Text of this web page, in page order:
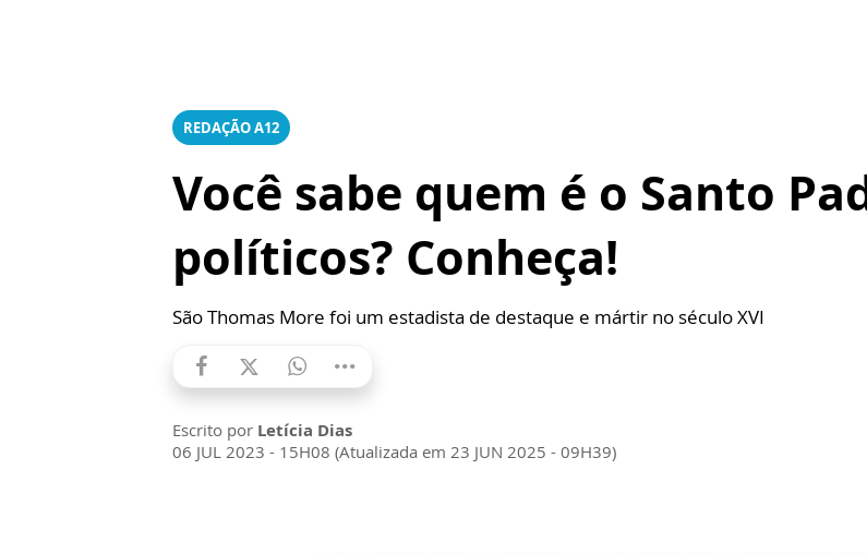
REDAÇÃO A12
Você sabe quem é o Santo
políticos? Conheça!
São Thomas More foi um estadista de destaque e mártir no século XVI
Escrito por Letícia Dias
06 JUL 2023 - 15H08 (Atualizada em 23 JUN 2025 - 09H39)